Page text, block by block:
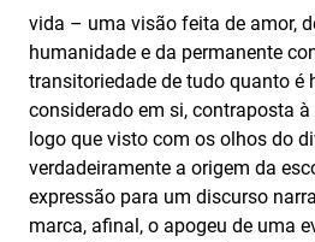
vida – uma visão feita de amor,
humanidade e da permanente
transitoriedade de tudo quanto é
considerado em si, contraposta
logo que visto com os olhos do
verdadeiramente a origem da
expressão para um discurso
marca, afinal, o apogeu de uma